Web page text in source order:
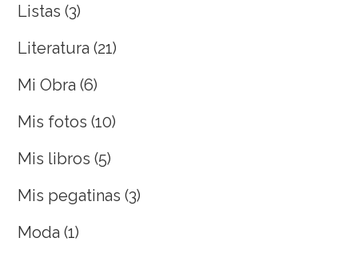
Listas (3)
Literatura (21)
Mi Obra (6)
Mis fotos (10)
Mis libros (5)
Mis pegatinas (3)
Moda (1)